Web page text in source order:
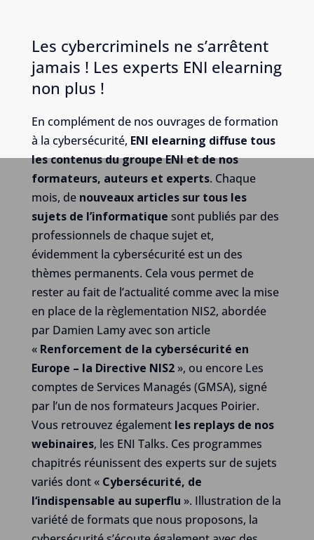
Les cybercriminels ne s’arrêtent
jamais ! Les experts ENI elearning
non plus !
En complément de nos ouvrages de formation
à la cybersécurité, ENI elearning diffuse tous
les contenus du groupe ENI et de nos
formateurs, auteurs et experts. Chaque
mois, de nouveaux articles sur tous les
sujets de l’informatique sont publiés par des
professionnels de chaque sujet et,
évidemment la cybersécurité est un des
thèmes permanents. Cela vous permet de
rester au fait de l’actualité comme avec la mise
en place de la règlementation NIS2, abordée
par Damien Lamy avec son article
« Renforcement de la cybersécurité en
Europe – la Directive NIS2», ou encore Les
comptes de Services Managés (GMSA), signé
par l’un de nos formateurs Jacques Poirier.
Vous retrouvez également les replays de nos
webinaires, les ENI Talks. Ces programmes
chapitrés réunissent des experts sur de sujets
variés dont « Cybersécurité, de
l‘indispensable au superflu ». Illustration de la
variété de formats que nous proposons, la